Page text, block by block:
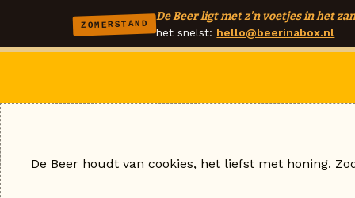
ZOMERSTAND
De Beer ligt met z'n voetjes in het
het snelst: hello@beerinabox.nl
De Beer houdt van cookies, het liefst met honing.